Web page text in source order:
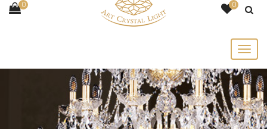
0 0